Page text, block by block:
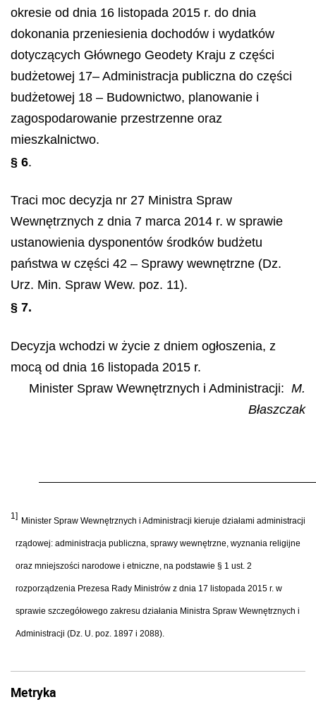
okresie od dnia 16 listopada 2015 r. do dnia
dokonania przeniesienia dochodów i wydatków
dotyczących Głównego Geodety Kraju z części
budżetowej 17– Administracja publiczna do części
budżetowej 18 – Budownictwo, planowanie i
zagospodarowanie przestrzenne oraz
mieszkalnictwo.
§ 6.
Traci moc decyzja nr 27 Ministra Spraw
Wewnętrznych z dnia 7 marca 2014 r. w sprawie
ustanowienia dysponentów środków budżetu
państwa w części 42 – Sprawy wewnętrzne (Dz.
Urz. Min. Spraw Wew. poz. 11).
§ 7.
Decyzja wchodzi w życie z dniem ogłoszenia, z
mocą od dnia 16 listopada 2015 r.
Minister Spraw Wewnętrznych i Administracji: M.
Błaszczak
1] Minister Spraw Wewnętrznych i Administracji kieruje działami administracji
rządowej: administracja publiczna, sprawy wewnętrzne, wyznania religijne
oraz mniejszości narodowe i etniczne, na podstawie § 1 ust. 2
rozporządzenia Prezesa Rady Ministrów z dnia 17 listopada 2015 r. w
sprawie szczegółowego zakresu działania Ministra Spraw Wewnętrznych i
Administracji (Dz. U. poz. 1897 i 2088).
Metryka